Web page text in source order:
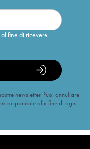
fine di ricevere
newsletter. Puoi annullare
disponibile alla fine di ogni